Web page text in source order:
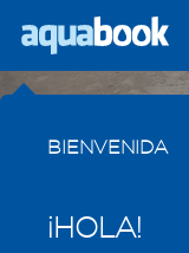
Previous
BIENVENIDA
¡HOLA!